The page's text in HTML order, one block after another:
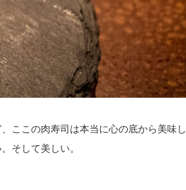
ここの肉寿司は本当に心の底から美味し
そして美しい。